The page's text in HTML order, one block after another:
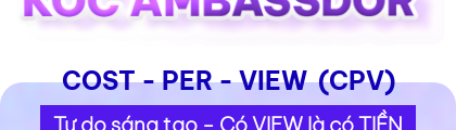
COST - PER - VIEW (CPV)
Tự do sáng tạo - Có VIEW là có TIỀN